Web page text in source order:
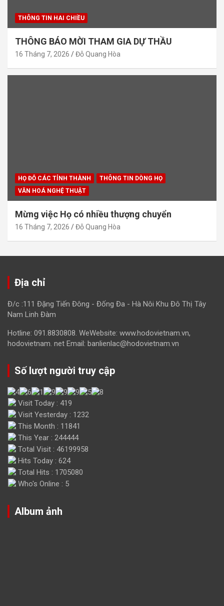
THÔNG TIN HAI CHIỀU
THÔNG BÁO MỜI THAM GIA DỰ THẦU
16 Tháng 7, 2026 Đỗ Quang Hòa
HỌ ĐỖ CÁC TỈNH THÀNH
THÔNG TIN DÒNG HỌ
VĂN HOÁ NGHỆ THUẬT
Mừng việc Họ có nhiều thượng chuyển
16 Tháng 7, 2026 Đỗ Quang Hòa
Địa chỉ
Đ/c :111 Đặng Tiến Đông - Đống Đa - Hà Nôi Khu Đô Thị Tây
Nam Linh Đàm
Hotline: 091.8830808. WeWebsite: www.hodovietnam.vn,
hodovietnam. net Email: banlienlac@hodovietnam.vn
Số lượt người truy cập
Visit Today : 419
Visit Yesterday : 1232
This Month : 11841
This Year : 244444
Total Visit : 46199958
Hits Today : 624
Total Hits : 1705080
Who's Online : 5
Album ảnh